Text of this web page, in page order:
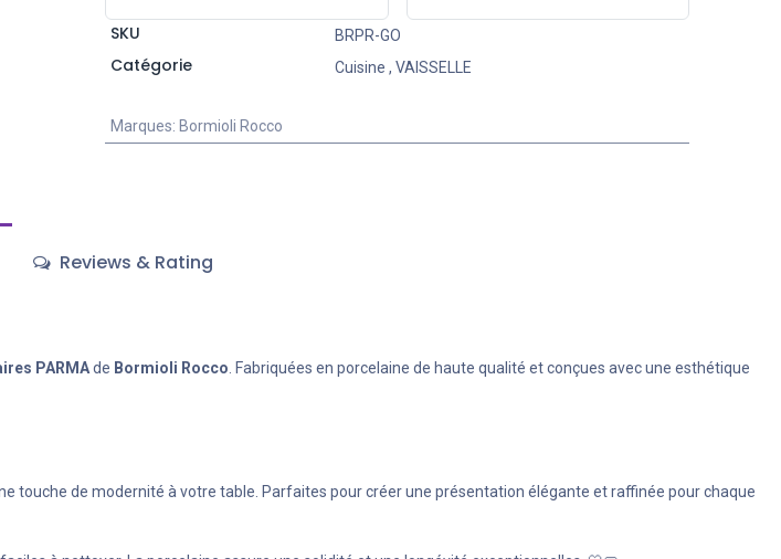
SKU BRPR-GO
Catégorie Cuisine , VAISSELLE
Marques: Bormioli Rocco
Reviews & Rating
PARMAde Bormioli Rocco . Fabriquées en porcelaine de haute qualité et conçues avec une esthétique
touche de modernité à votre table. Parfaites pour créer une présentation élégante et raffinée pour chaque